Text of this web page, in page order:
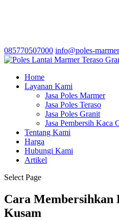
085770507000 info@poles-
Home
Layanan Kami
Jasa Poles Marmer
Jasa Poles Teraso
Jasa Poles Granit
Jasa Pembersih Kaca
Tentang Kami
Harga
Hubungi Kami
Artikel
Select Page
Cara Membersihkan
Kusam